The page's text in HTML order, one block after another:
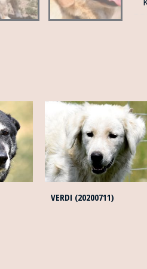
VERDI (20200711)